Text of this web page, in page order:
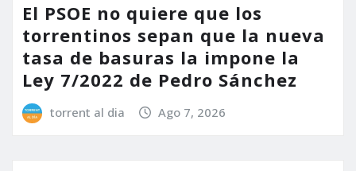
El PSOE no quiere que los
torrentinos sepan que la nueva
tasa de basuras la impone la
Ley 7/2022 de Pedro Sánchez
torrent al dia Ago 7, 2026